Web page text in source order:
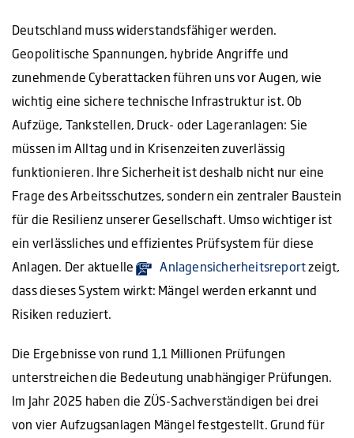
Deutschland muss widerstandsfähiger werden.
Geopolitische Spannungen, hybride Angriffe und
zunehmende Cyberattacken führen uns vor Augen, wie
wichtig eine sichere technische Infrastruktur ist. Ob
Aufzüge, Tankstellen, Druck- oder Lageranlagen: Sie
müssen im Alltag und in Krisenzeiten zuverlässig
funktionieren. Ihre Sicherheit ist deshalb nicht nur eine
Frage des Arbeitsschutzes, sondern ein zentraler Baustein
für die Resilienz unserer Gesellschaft. Umso wichtiger ist
ein verlässliches und effizientes Prüfsystem für diese
Anlagen. Der aktuelle
Anlagensicherheitsreportzeigt,
dass dieses System wirkt: Mängel werden erkannt und
Risiken reduziert.
Die Ergebnisse von rund 1,1 Millionen Prüfungen
unterstreichen die Bedeutung unabhängiger Prüfungen.
Im Jahr 2025 haben die ZÜS-Sachverständigen bei drei
von vier Aufzugsanlagen Mängel festgestellt. Grund für